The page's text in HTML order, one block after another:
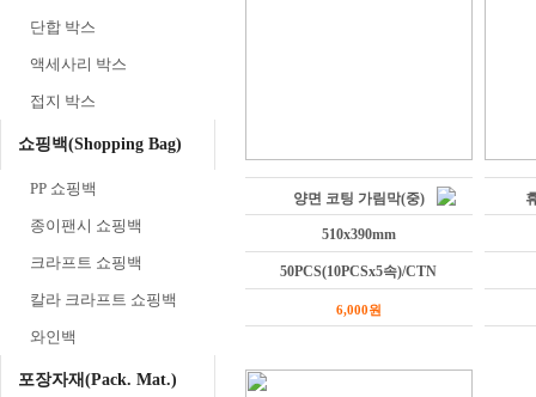
단합 박스
액세사리 박스
접지 박스
쇼핑백(Shopping Bag)
PP 쇼핑백
종이팬시 쇼핑백
크라프트 쇼핑백
칼라 크라프트 쇼핑백
와인백
포장자재(Pack. Mat.)
양면 코팅 가림막(중)
510x390mm
50PCS(10PCSx5속)/CTN
6,000원